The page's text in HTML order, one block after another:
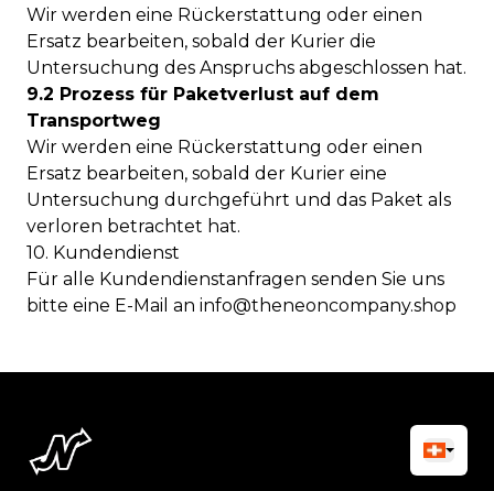
Wir werden eine Rückerstattung oder einen
Ersatz bearbeiten, sobald der Kurier die
Untersuchung des Anspruchs abgeschlossen hat.
9.2 Prozess für Paketverlust auf dem
Transportweg
Wir werden eine Rückerstattung oder einen
Ersatz bearbeiten, sobald der Kurier eine
Untersuchung durchgeführt und das Paket als
verloren betrachtet hat.
10. Kundendienst
Für alle Kundendienstanfragen senden Sie uns
bitte eine E-Mail an info@theneoncompany.shop